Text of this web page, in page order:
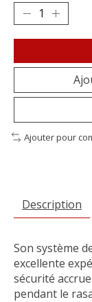
Ajouter pour
Description
Son système
excellente
sécurité
pendant le